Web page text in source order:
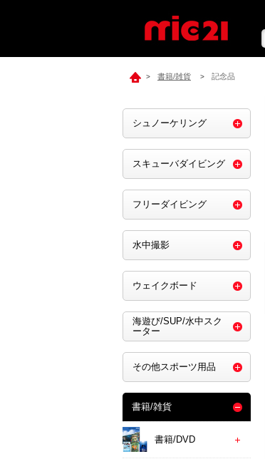
> 書籍/雑貨 > 記念品
シュノーケリング
スキューバダイビング
フリーダイビング
水中撮影
ウェイクボード
海遊び/SUP/水中スク
ーター
その他スポーツ用品
書籍/雑貨
書籍/DVD